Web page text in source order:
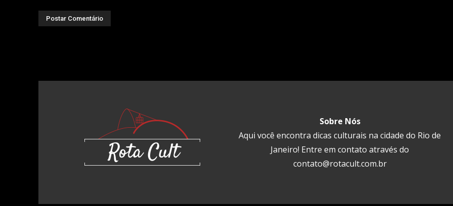
Sobre Nós
Aqui você encontra dicas culturais na cidade do Rio de
Janeiro! Entre em contato através do
contato@rotacult.com.br